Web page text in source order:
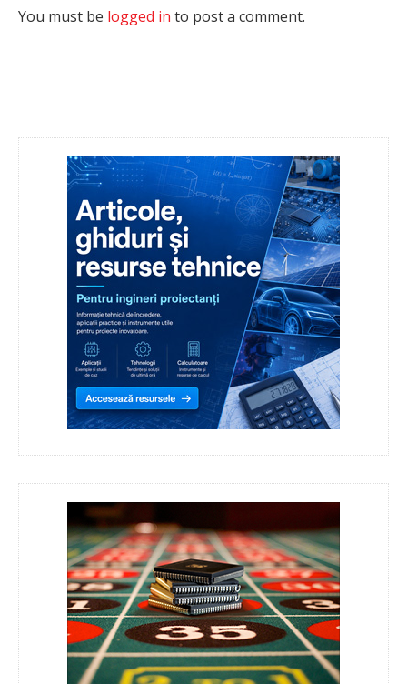
You must be logged in to post a comment.